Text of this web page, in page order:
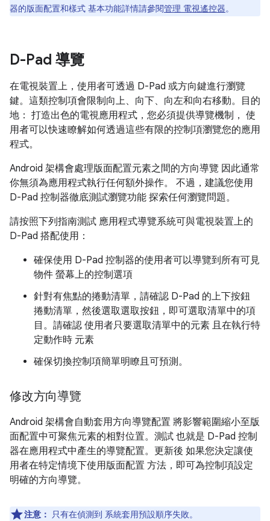
器的版面配置和樣式 基本功能詳情請參閱管理 電視遙控器。
D-Pad 導覽
在電視裝置上，使用者可透過 D-Pad 或方向鍵進行瀏覽
鍵。這類控制項會限制向上、向下、向左和向右移動。目的
地： 打造出色的電視應用程式，您必須提供導覽機制， 使
用者可以快速瞭解如何透過這些有限的控制項瀏覽您的應用
程式。
Android 架構會處理版面配置元素之間的方向導覽 因此通常
你無須為應用程式執行任何額外操作。 不過，建議您使用
D-Pad 控制器徹底測試瀏覽功能 探索任何瀏覽問題。
請按照下列指南測試 應用程式導覽系統可與電視裝置上的
D-Pad 搭配使用：
確保使用 D-Pad 控制器的使用者可以導覽到所有可見
物件 螢幕上的控制選項
針對有焦點的捲動清單，請確認 D-Pad 的上下按鈕
捲動清單，然後選取選取按鈕，即可選取清單中的項
目。請確認 使用者只要選取清單中的元素 且在執行特
定動作時 元素
確保切換控制項簡單明瞭且可預測。
修改方向導覽
Android 架構會自動套用方向導覽配置 將影響範圍縮小至版
面配置中可聚焦元素的相對位置。測試 也就是 D-Pad 控制
器在應用程式中產生的導覽配置。更新後 如果您決定讓使
用者在特定情境下使用版面配置 方法，即可為控制項設定
明確的方向導覽。
注意： 只有在偵測到 系統套用預設順序失敗。